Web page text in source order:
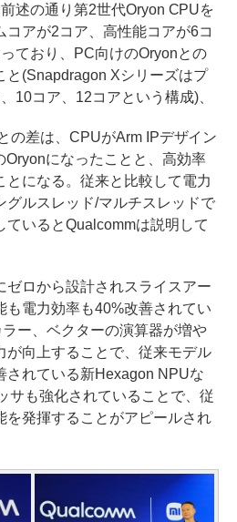
述の通り第2世代Oryon CPUを
コアが2コア、高性能コアが6コ
ており、PC向けのOryonとの
と(Snapdragon Xシリーズはプ
10コア、12コアという構成)、
の差は、CPUがArm IPデザイン
になったことと、高効率
とになる。従来と比較して電力
グルスレッド/マルチスレッドで
ているとQualcommは説明して
ロから設計されスライスアー
も電力効率も40%改善されてい
ー、ベクターの演算器が増や
が向上することで、従来モデル
されている新Hexagon NPUな
サも強化されていることで、従
を発揮することがアピールされ